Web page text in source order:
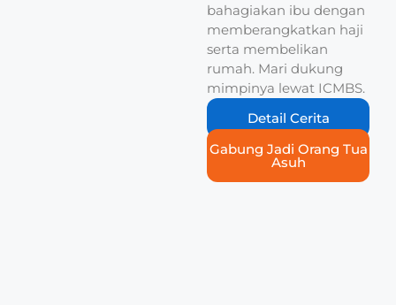
bahagiakan ibu dengan
memberangkatkan haji
serta membelikan
rumah. Mari dukung
mimpinya lewat ICMBS.
Detail Cerita
Gabung Jadi Orang Tua
Asuh